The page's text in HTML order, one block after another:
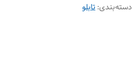
دسته‌بندی:تابلو